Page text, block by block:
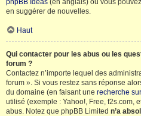
phpBB Ideas (en anglais) où vous
en suggérer de nouvelles.
Haut
Qui contacter pour les abus ou les
forum ?
Contactez n’importe lequel des
forum ». Si vous restez sans réponse
du domaine (en faisant une recherche
utilisé (exemple : Yahoo!, Free, f2s.com,
abus. Notez que phpBB Limited n’a